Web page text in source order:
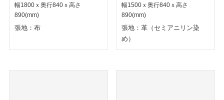
幅1800ｘ奥行840ｘ高さ
890(mm)
張地：布
幅1500ｘ奥行840ｘ高さ
890(mm)
張地：革（セミアニリン染
め）